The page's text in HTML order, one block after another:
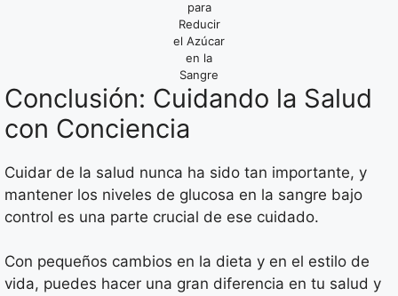
para
Reducir
el Azúcar
en la
Sangre
Conclusión: Cuidando la Salud
con Conciencia
Cuidar de la salud nunca ha sido tan importante, y
mantener los niveles de glucosa en la sangre bajo
control es una parte crucial de ese cuidado.
Con pequeños cambios en la dieta y en el estilo de
vida, puedes hacer una gran diferencia en tu salud y